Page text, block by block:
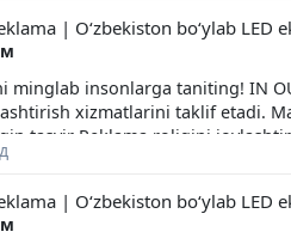
к контрольным. 💻 Формат
время! Все материалы я
определим уровень языка и
t.me/leyladesigner18 Буду
| Oʻzbekiston boʻylab
minglab insonlarga taniting! IN
xizmatlarini taklif etadi.
tasvir Reklama roligini
keng auditoriyaga
reklama hamkori!
| Oʻzbekiston boʻylab